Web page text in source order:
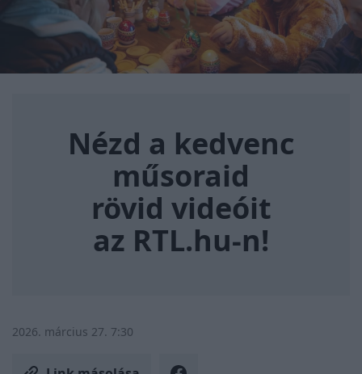
Nézd a kedvenc
műsoraid
rövid videóit
az RTL.hu-n!
2026. március 27. 7:30